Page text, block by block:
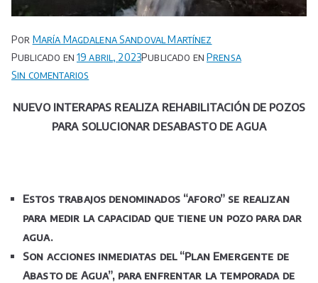
Por María Magdalena Sandoval Martínez
Publicado en 19 abril, 2023Publicado enPrensa
Sin comentarios
INTERAPAS
REALIZA
PARA
SOLUCIONAR
DE
AGUA
NUEVO INTERAPAS REALIZA REHABILITACIÓN DE POZOS
PARA SOLUCIONAR DESABASTO DE AGUA
Estos trabajos denominados “aforo” se realizan
para medir la capacidad que tiene un pozo para dar
agua.
Son acciones inmediatas del “Plan Emergente de
Abasto de Agua”, para enfrentar la temporada de